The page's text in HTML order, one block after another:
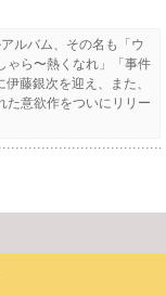
ルバム、その名も「ウ
ゃら〜熱くなれ」「事件
藤銀次を迎え、また、
た意欲作をついにリリー